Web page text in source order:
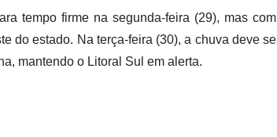
tempo firme na segunda-feira (29), mas com
do estado. Na terça-feira (30), a chuva deve se
mantendo o Litoral Sul em alerta.